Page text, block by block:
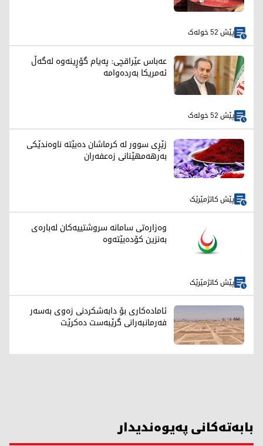
پێش 52 خولەک
عەباس عێراقچی: پەیام گۆڕینەوە لەگەڵ
ئەمریکا بەردەوامە
پێش 52 خولەک
زێڕی سوور لە کرماشان دەبێتە ناوەندێکی
بەرهەمهێنانی زەعفەران
پێش کاتژمێرێک
وەزارەتی سامانە سروشتییەکان لەبارەی
بەنزین کۆدەبێتەوە
پێش کاتژمێرێک
ئامادەکاری بۆ دابەشکردنی زەوی بەسەر
فەرمانبەرانی گرێبەست دەکرێت
بابەتەکانی پەیوەندیدار